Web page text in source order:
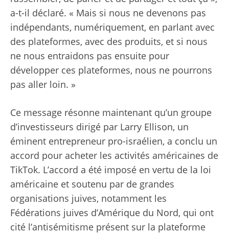
a-t-il déclaré. « Mais si nous ne devenons pas
indépendants, numériquement, en parlant avec
des plateformes, avec des produits, et si nous
ne nous entraidons pas ensuite pour
développer ces plateformes, nous ne pourrons
pas aller loin. »
Ce message résonne maintenant qu’un groupe
d’investisseurs dirigé par Larry Ellison, un
éminent entrepreneur pro-israélien, a conclu un
accord pour acheter les activités américaines de
TikTok. L’accord a été imposé en vertu de la loi
américaine et soutenu par de grandes
organisations juives, notamment les
Fédérations juives d’Amérique du Nord, qui ont
cité l’antisémitisme présent sur la plateforme